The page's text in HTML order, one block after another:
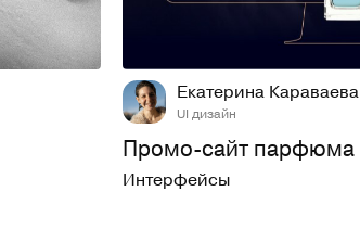
630
Екатерина Караваева
UI дизайн
Интерфейсы